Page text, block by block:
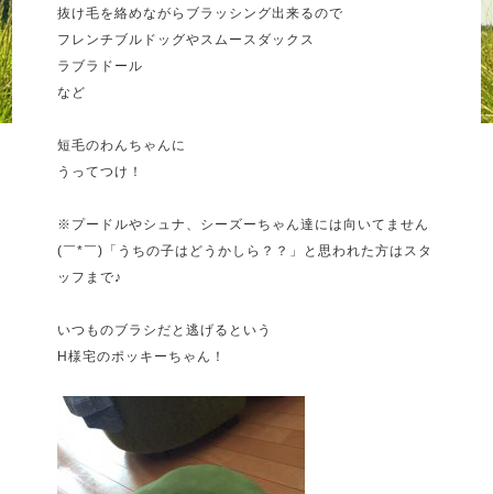
抜け毛を絡めながらブラッシング出来るので
フレンチブルドッグやスムースダックス
ラブラドール
など
短毛のわんちゃんに
うってつけ！
※プードルやシュナ、シーズーちゃん達には向いてません
(￣*￣)「うちの子はどうかしら？？」と思われた方はスタ
ッフまで♪
いつものブラシだと逃げるという
H様宅のポッキーちゃん！